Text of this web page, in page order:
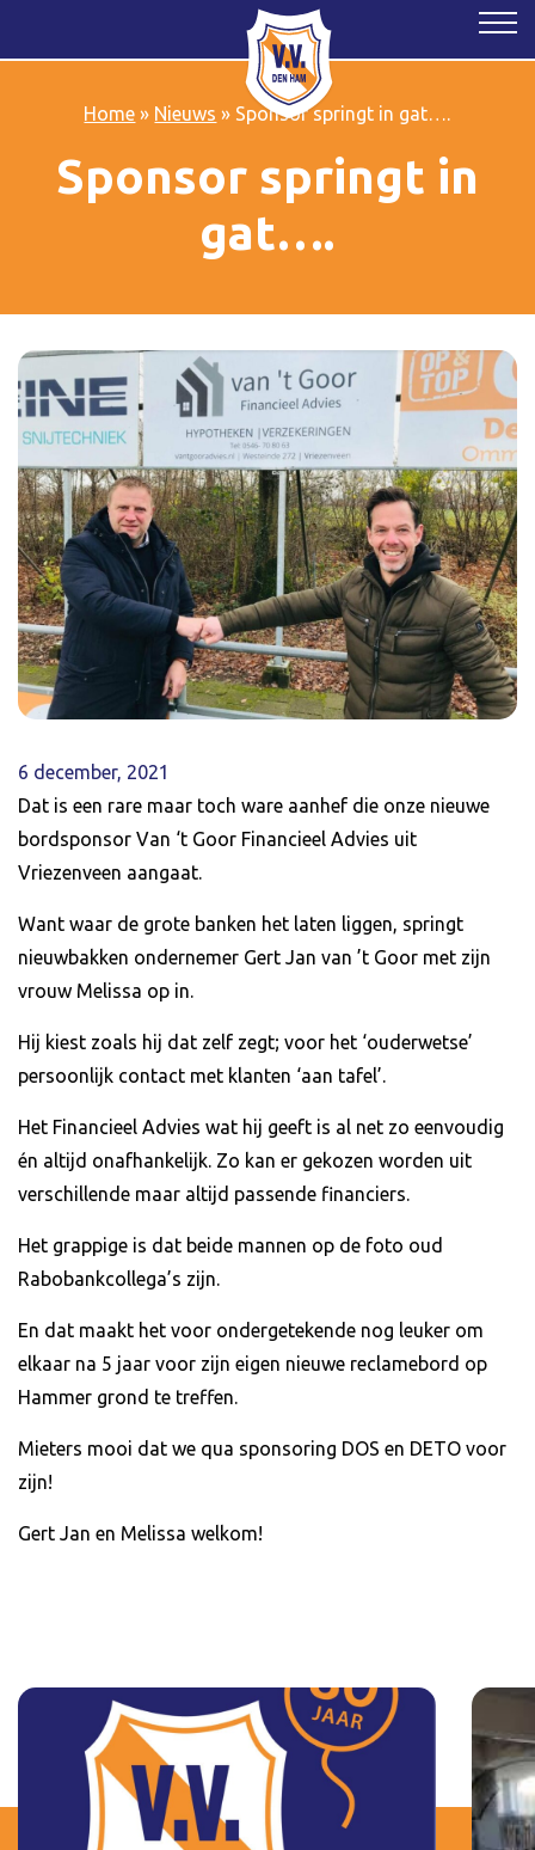
Home » Nieuws » Sponsor springt in gat….
Sponsor springt in
gat….
6 december, 2021
Dat is een rare maar toch ware aanhef die onze nieuwe
bordsponsor Van ‘t Goor Financieel Advies uit
Vriezenveen aangaat.
Want waar de grote banken het laten liggen, springt
nieuwbakken ondernemer Gert Jan van ’t Goor met zijn
vrouw Melissa op in.
Hij kiest zoals hij dat zelf zegt; voor het ‘ouderwetse’
persoonlijk contact met klanten ‘aan tafel’.
Het Financieel Advies wat hij geeft is al net zo eenvoudig
én altijd onafhankelijk. Zo kan er gekozen worden uit
verschillende maar altijd passende financiers.
Het grappige is dat beide mannen op de foto oud
Rabobankcollega’s zijn.
En dat maakt het voor ondergetekende nog leuker om
elkaar na 5 jaar voor zijn eigen nieuwe reclamebord op
Hammer grond te treffen.
Mieters mooi dat we qua sponsoring DOS en DETO voor
zijn!
Gert Jan en Melissa welkom!